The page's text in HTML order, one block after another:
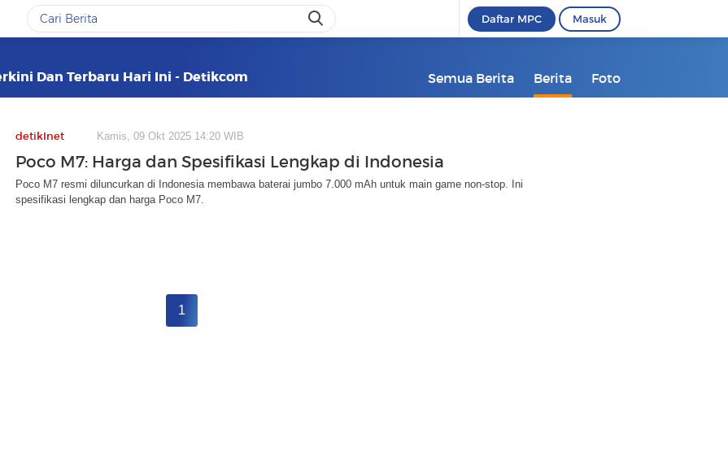
Daftar MPC Masuk
Dan Terbaru Hari Ini - Detikcom Semua Berita Berita Foto
detikInet Kamis, 09 Okt 2025 14:20 WIB
Poco M7: Harga dan Spesifikasi Lengkap di Indonesia
Poco M7 resmi diluncurkan di Indonesia membawa baterai jumbo 7.000 mAh untuk main game non-stop. Ini
spesifikasi lengkap dan harga Poco M7.
1